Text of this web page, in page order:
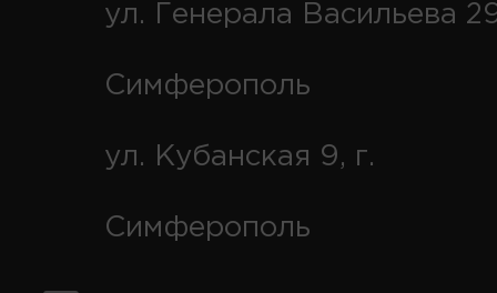
ул. Генерала Васильева
Симферополь
ул. Кубанская 9, г.
Симферополь